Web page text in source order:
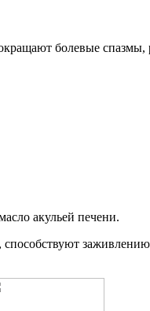
болевые
акульей печени.